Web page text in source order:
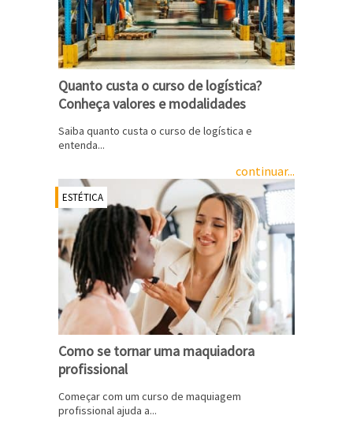
Quanto custa o curso de logística?
Conheça valores e modalidades
Saiba quanto custa o curso de logística e
entenda...
continuar...
ESTÉTICA
Como se tornar uma maquiadora
profissional
Começar com um curso de maquiagem
profissional ajuda a...